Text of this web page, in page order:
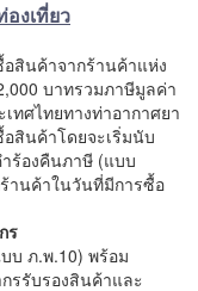
งเที่ยว
นค้าจากร้านค้าแห่ง
บาทรวมภาษีมูลค่า
ทศไทยทางท่าอากาศยา
สินค้าโดยจะเริ่มนับ
ร้องคืนภาษี (แบบ
านค้าในวันที่มีการซื้อ
ร
บ ภ.พ.10) พร้อม
รรับรองสินค้าและ